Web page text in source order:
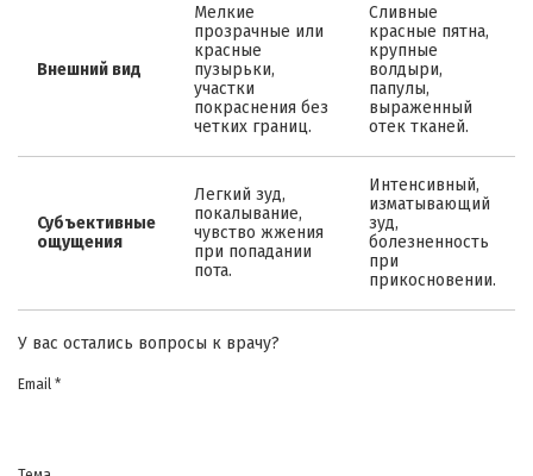
Внешний вид
Мелкие
прозрачные или
красные
пузырьки,
участки
покраснения без
четких границ.
Сливные
красные пятна,
крупные
волдыри,
папулы,
выраженный
отек тканей.
Субъективные
ощущения
Легкий зуд,
покалывание,
чувство жжения
при попадании
пота.
Интенсивный,
изматывающий
зуд,
болезненность
при
прикосновении.
У вас остались вопросы к врачу?
Email *